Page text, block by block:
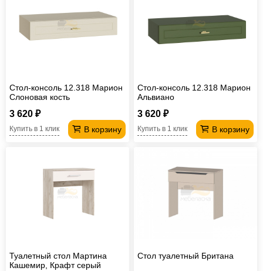
Стол-консоль 12.318 Марион
Слоновая кость
3 620 ₽
В корзину
Купить в 1 клик
Стол-консоль 12.318 Марион
Альвиано
3 620 ₽
В корзину
Купить в 1 клик
Туалетный стол Мартина
Кашемир, Крафт серый
Стол туалетный Британа